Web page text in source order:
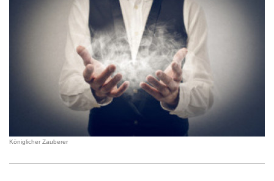
Königlicher Zauberer